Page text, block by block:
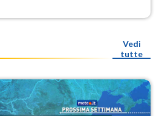
Vedi
tutte